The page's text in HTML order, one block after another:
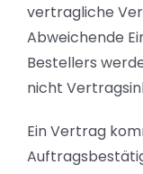
vertragliche
Abweichende
Bestellers
nicht
Ein Vertrag